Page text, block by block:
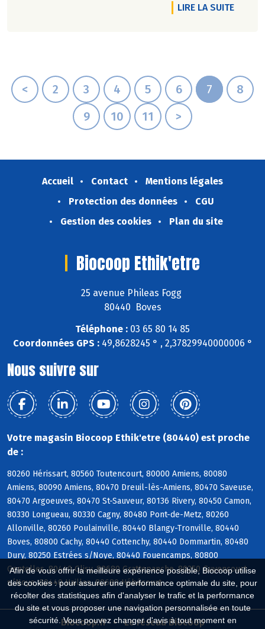
Afin de vous offrir la meilleure expérience possible, Biocoop utilise
des cookies : pour assurer une performance optimale du site, pour
récolter des statistiques afin d'analyser le trafic et la performance
du site et vous proposer une navigation personnalisée en toute
sécurité. Vous pouvez changer d'avis à tout moment en
LIRE LA SUITEDE
< 2 3 4 5 6 7
8
9
10 11 >
Accueil Contact
Mentions légales
Protection des données
CGU
Gestion des cookies
Plan du site
Biocoop Ethik'etre
25 avenue Phileas Fogg
80440 Boves
Téléphone : 03 65 80 14 85
Coordonnées GPS :49,8628245 ° , 2,37829940000006 °
Nous suivre sur
Votre magasin Biocoop Ethik'etre (80440) est proche
de :
80260 Hérissart, 80560 Toutencourt, 80000 Amiens, 80080
Amiens, 80090 Amiens, 80470 Dreuil-lès-Amiens, 80470 Saveuse,
80470 Argoeuves, 80470 St-Sauveur, 80136 Rivery, 80450 Camon,
80330 Longueau, 80330 Cagny, 80480 Pont-de-Metz, 80260
Allonville, 80260 Poulainville, 80440 Blangy-Tronville, 80440
Boves, 80800 Cachy, 80440 Cottenchy, 80440 Dommartin, 80480
Dury, 80250 Estrées s/Noye, 80440 Fouencamps, 80800
Gentelles, 80440 Glisy, 80680 Grattepanche, 80250 Guyencourt
s/Noye, 80440 Hailles, 80680 Hébécourt
Biocoop.fr Le réseau Biocoop